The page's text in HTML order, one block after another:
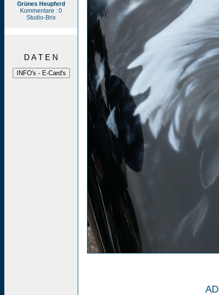
Grünes Heupferd
Kommentare : 0
Studio-Brix
D A T E N